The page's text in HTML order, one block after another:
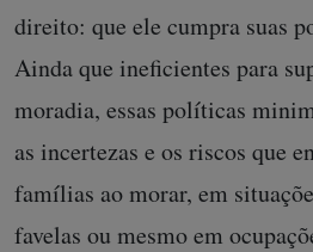
direito: que ele cumpra suas
Ainda que ineficientes para
moradia, essas políticas
as incertezas e os riscos que
famílias ao morar, em
favelas ou mesmo em